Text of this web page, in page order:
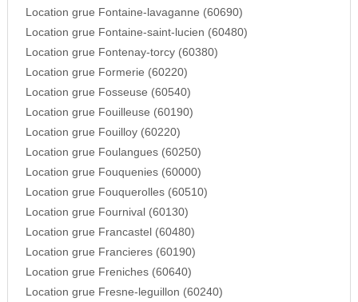
Location grue Fontaine-lavaganne (60690)
Location grue Fontaine-saint-lucien (60480)
Location grue Fontenay-torcy (60380)
Location grue Formerie (60220)
Location grue Fosseuse (60540)
Location grue Fouilleuse (60190)
Location grue Fouilloy (60220)
Location grue Foulangues (60250)
Location grue Fouquenies (60000)
Location grue Fouquerolles (60510)
Location grue Fournival (60130)
Location grue Francastel (60480)
Location grue Francieres (60190)
Location grue Freniches (60640)
Location grue Fresne-leguillon (60240)